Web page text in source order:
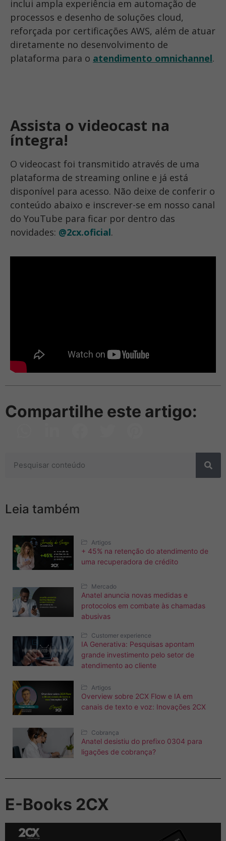
inclui ampla experiência em automação de
processos e desenho de soluções cloud,
reforçada por certificações AWS, além de atuar
diretamente no desenvolvimento de
plataforma para o atendimento omnichannel.
Assista o videocast na
íntegra!
O videocast foi transmitido através de uma
plataforma de streaming online e já está
disponível para acesso. Não deixe de conferir o
conteúdo abaixo e inscrever-se em nosso canal
do YouTube para ficar por dentro das
novidades: @2cx.oficial.
Compartilhe este artigo:
Leia também
Artigos
+ 45% na retenção do atendimento de
uma recuperadora de crédito
Mercado
Anatel anuncia novas medidas e
protocolos em combate às chamadas
abusivas
Customer experience
IA Generativa: Pesquisas apontam
grande investimento pelo setor de
atendimento ao cliente
Artigos
Overview sobre 2CX Flow e IA em
canais de texto e voz: Inovações 2CX
Cobrança
Anatel desistiu do prefixo 0304 para
ligações de cobrança?
E-Books 2CX